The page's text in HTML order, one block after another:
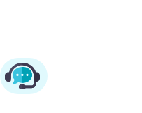
چت با پشتیبانی پارس‌کدرز